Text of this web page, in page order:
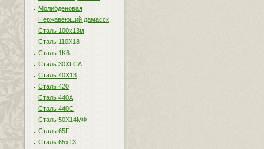
Молибденовая
Нержавеющий дамасск
Сталь 100х13м
Сталь 110Х18
Сталь 1K6
Сталь 30ХГСА
Сталь 40Х13
Сталь 420
Сталь 440A
Сталь 440С
Сталь 50Х14МФ
Сталь 65Г
Сталь 65х13